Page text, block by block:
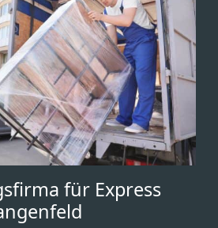
für Express